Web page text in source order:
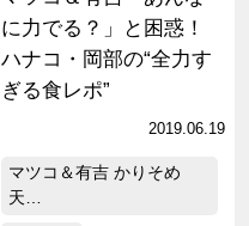
に力でる？」と困惑！
ハナコ・岡部の“全力す
ぎる食レポ”
2019.06.19
マツコ＆有吉 かりそめ
天…